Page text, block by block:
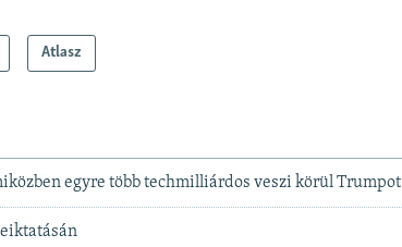
Atlasz
egyre több techmilliárdos veszi körül Trumpot